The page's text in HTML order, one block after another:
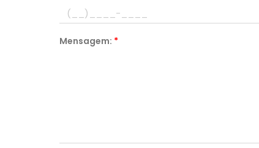
Mensagem: *